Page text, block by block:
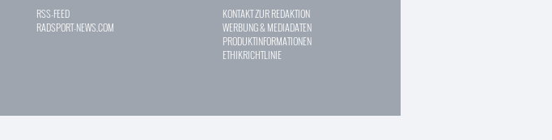
RSS-FEED
RADSPORT-NEWS.COM
KONTAKT ZUR REDAKTION
WERBUNG & MEDIADATEN
PRODUKTINFORMATIONEN
ETHIKRICHTLINIE